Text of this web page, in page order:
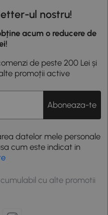
ul nostru!
acum o reducere de
de peste 200 Lei și
promoții active
Aboneaza-te
datelor mele personale
cum este indicat in
cu alte promotii